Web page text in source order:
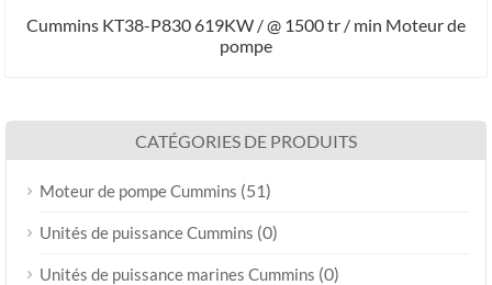
Cummins KT38-P830 619KW / @ 1500 tr / min Moteur de
pompe
CATÉGORIES DE PRODUITS
Moteur de pompe Cummins (51)
Unités de puissance Cummins (0)
Unités de puissance marines Cummins (0)